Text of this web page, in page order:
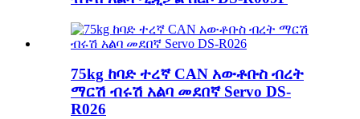
75kg ከባድ ተረኛ CAN አውቶቡስ ብረት
ማርሽ ብሩሽ አልባ መደበኛ Servo DS-
R026